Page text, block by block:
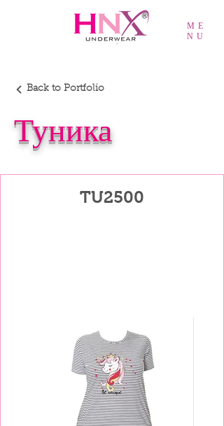
ME
NU
Back to Portfolio
Туника
TU2500